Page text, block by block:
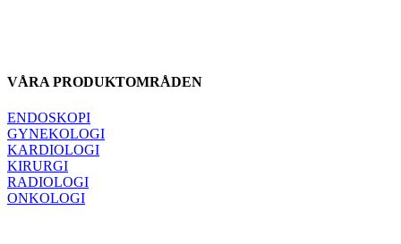
VÅRA PRODUKTOMRÅDEN
ENDOSKOPI
GYNEKOLOGI
KARDIOLOGI
KIRURGI
RADIOLOGI
ONKOLOGI